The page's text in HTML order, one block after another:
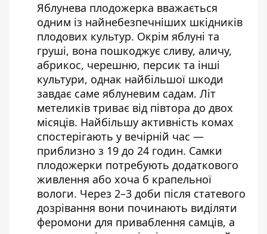
Яблунева плодожерка вважається
одним із найнебезпечніших шкідників
плодових культур. Окрім яблуні та
груші, вона пошкоджує сливу, аличу,
абрикос, черешню, персик та інші
культури, однак найбільшої шкоди
завдає саме яблуневим садам. Літ
метеликів триває від півтора до двох
місяців. Найбільшу активність комах
спостерігають у вечірній час —
приблизно з 19 до 24 годин. Самки
плодожерки потребують додаткового
живлення або хоча б крапельної
вологи. Через 2–3 доби після статевого
дозрівання вони починають виділяти
феромони для приваблення самців, а